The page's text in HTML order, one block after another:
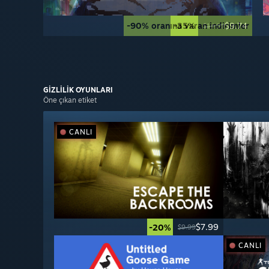
-35% $14.99$9.74
-90% oranına varan indirimler
GİZLİLİK OYUNLARI
Öne çıkan etiket
-20% $9.99$7.99
CANLI
CANLI